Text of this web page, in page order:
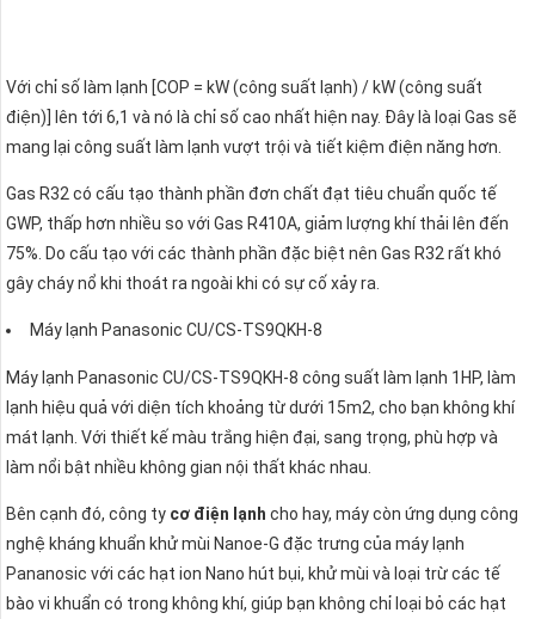
Với chỉ số làm lạnh [COP = kW (công suất lạnh) / kW (công suất
điện)] lên tới 6,1 và nó là chỉ số cao nhất hiện nay. Đây là loại Gas sẽ
mang lại công suất làm lạnh vượt trội và tiết kiệm điện năng hơn.
Gas R32 có cấu tạo thành phần đơn chất đạt tiêu chuẩn quốc tế
GWP, thấp hơn nhiều so với Gas R410A, giảm lượng khí thải lên đến
75%. Do cấu tạo với các thành phần đặc biệt nên Gas R32 rất khó
gây cháy nổ khi thoát ra ngoài khi có sự cố xảy ra.
Máy lạnh Panasonic CU/CS-TS9QKH-8
Máy lạnh Panasonic CU/CS-TS9QKH-8 công suất làm lạnh 1HP, làm
lạnh hiệu quả với diện tích khoảng từ dưới 15m2, cho bạn không khí
mát lạnh. Với thiết kế màu trắng hiện đại, sang trọng, phù hợp và
làm nổi bật nhiều không gian nội thất khác nhau.
Bên cạnh đó, công ty cơ điện lạnh cho hay, máy còn ứng dụng công
nghệ kháng khuẩn khử mùi Nanoe-G đặc trưng của máy lạnh
Pananosic với các hạt ion Nano hút bụi, khử mùi và loại trừ các tế
bào vi khuẩn có trong không khí, giúp bạn không chỉ loại bỏ các hạt